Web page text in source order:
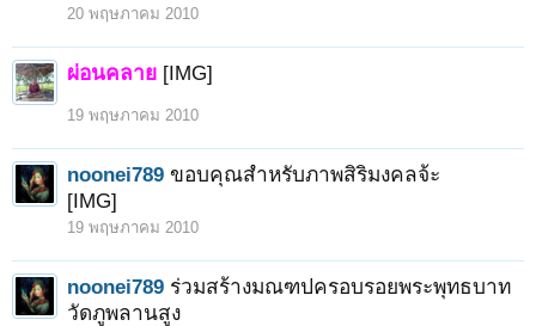
20 พฤษภาคม 2010
ผ่อนคลาย [IMG]
19 พฤษภาคม 2010
noonei789 ขอบคุณสำหรับภาพสิริมงคลจ้ะ
[IMG]
19 พฤษภาคม 2010
noonei789 ร่วมสร้างมณฑปครอบรอยพระพุทธบาท
วัดภูพลานสูง